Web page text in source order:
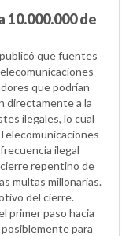
10.000.000 de
que fuentes
que podrían
directamente a la
ilegales, lo cual
ilegal
repentino de
multas millonarias.
del cierre.
primer paso hacia
para